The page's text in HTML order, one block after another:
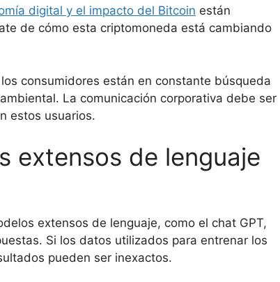
digital y el impacto del Bitcoin están
de cómo esta criptomoneda está cambiando
consumidores están en constante búsqueda
La comunicación corporativa debe ser
estos usuarios.
extensos de lenguaje
extensos de lenguaje, como el chat GPT,
Si los datos utilizados para entrenar los
pueden ser inexactos.